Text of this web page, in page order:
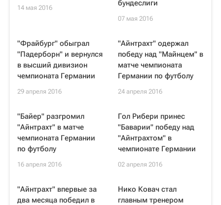
14 мая 2016
бундеслиги
07 мая 2016
"Фрайбург" обыграл
"Падерборн" и вернулся
в высший дивизион
чемпионата Германии
29 апреля 2016
"Айнтрахт" одержал
победу над "Майнцем" в
матче чемпионата
Германии по футболу
24 апреля 2016
"Байер" разгромил
"Айнтрахт" в матче
чемпионата Германии
по футболу
16 апреля 2016
Гол Рибери принес
"Баварии" победу над
"Айнтрахтом" в
чемпионате Германии
02 апреля 2016
"Айнтрахт" впервые за
два месяца победил в
Нико Ковач стал
главным тренером